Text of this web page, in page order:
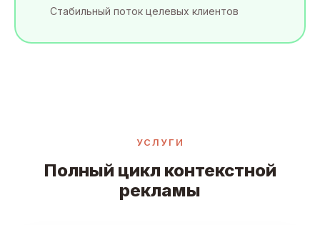
Стабильный поток целевых клиентов
УСЛУГИ
Полный цикл контекстной
рекламы